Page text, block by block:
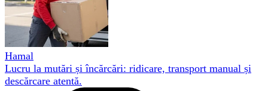
Hamal
Lucru la mutări și încărcări: ridicare, transport manual și
descărcare atentă.